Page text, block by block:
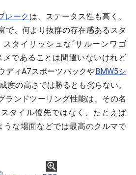
レーク は、ステータス性も高く、
で、何より抜群の存在感あるスタ
タイリッシュな“サルーンワゴ
メであることは間違いないけれど
ディA7スポーツバックやBMW5シ
度の高さでは勝るとも劣らない。
ランドツーリング性能は、その名
タイル優先ではなく、たとえば
うな場面などでは最高のクルマで